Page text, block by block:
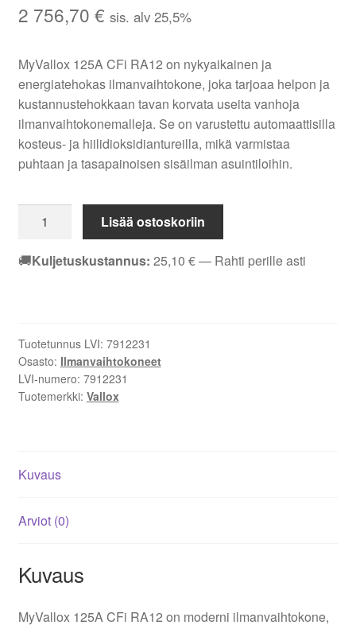
2 756,70 € sis. alv 25,5%
MyVallox 125A CFi RA12 on nykyaikainen ja
energiatehokas ilmanvaihtokone, joka tarjoaa helpon ja
kustannustehokkaan tavan korvata useita vanhoja
ilmanvaihtokonemalleja. Se on varustettu automaattisilla
kosteus- ja hiilidioksidiantureilla, mikä varmistaa
puhtaan ja tasapainoisen sisäilman asuintiloihin.
125A
Lisää ostoskoriin
🚚Kuljetuskustannus: 25,10 €— Rahti perille asti
Tuotetunnus LVI: 7912231
Osasto: Ilmanvaihtokoneet
LVI-numero: 7912231
Tuotemerkki: Vallox
Kuvaus
Arviot (0)
Kuvaus
MyVallox 125A CFi RA12 on moderni ilmanvaihtokone,